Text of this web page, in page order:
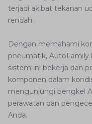
terjadi akibat tekanan
rendah.
Dengan memahami
pneumatik, AutoFamily
sistem ini bekerja dan
komponen dalam
mengunjungi bengkel
perawatan dan
Anda.